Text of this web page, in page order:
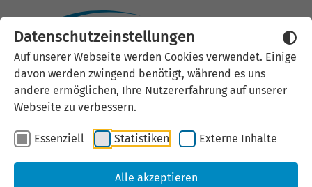
Datenschutzeinstellungen
Auf unserer Webseite werden Cookies verwendet. Einige
davon werden zwingend benötigt, während es uns
andere ermöglichen, Ihre Nutzererfahrung auf unserer
Webseite zu verbessern.
Essenziell Statistiken Externe Inhalte
Alle akzeptieren
Inhaltliche und
logistische Organisation
der Unternehmensreise
nach Italien